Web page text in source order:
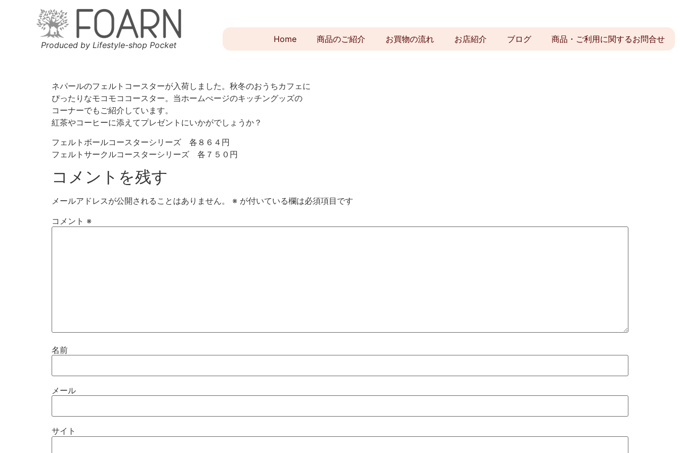
Produced by Lifestyle-shop Pocket
Home 商品のご紹介 お買物の流れ お店紹介 ブログ 商品・ご利用に関するお問合せ
ネパールのフェルトコースターが入荷しました。秋冬のおうちカフェに
ぴったりなモコモココースター。当ホームぺージのキッチングッズの
コーナーでもご紹介しています。
紅茶やコーヒーに添えてプレゼントにいかがでしょうか？
フェルトボールコースターシリーズ 各８６４円
フェルトサークルコースターシリーズ 各７５０円
コメントを残す
メールアドレスが公開されることはありません。 ※ が付いている欄は必須項目です
コメント ※
名前
メール
サイト